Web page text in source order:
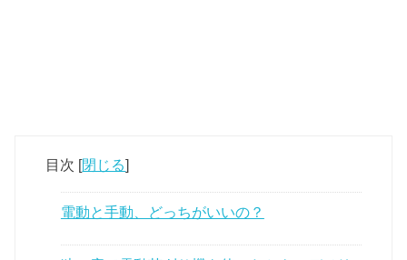
目次 [閉じる]
電動と手動、どっちがいいの？